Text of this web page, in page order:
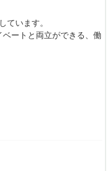
ています。
ートと両立ができる、働
いただくとスムーズで